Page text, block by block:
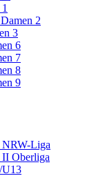
2
3
6
7
8
9
NRW-Liga
II Oberliga
U13